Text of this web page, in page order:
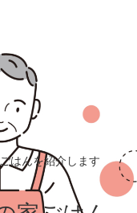
はんを紹介します